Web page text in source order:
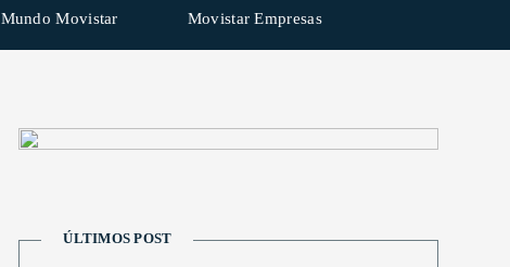
Mundo Movistar Movistar Empresas
ÚLTIMOS POST